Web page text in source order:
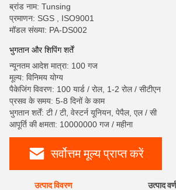
ब्रांड नाम: Tunsing
प्रमाणन: SGS , ISO9001
मॉडल संख्या: PA-DS002
भुगतान और शिपिंग शर्तें
न्यूनतम आदेश मात्रा: 100 गज
मूल्य: विनिमय योग्य
पैकेजिंग विवरण: 100 यार्ड / रोल, 1-2 रोल / सीटीएन
प्रसव के समय: 5-8 दिनों के काम
भुगतान शर्तें: टी / टी, वेस्टर्न यूनियन, पेपैल, एल / सी
आपूर्ति की क्षमता: 10000000 गज / महीना
सर्वोत्तम मूल्य प्राप्त करें
उत्पाद विवरण उत्पाद